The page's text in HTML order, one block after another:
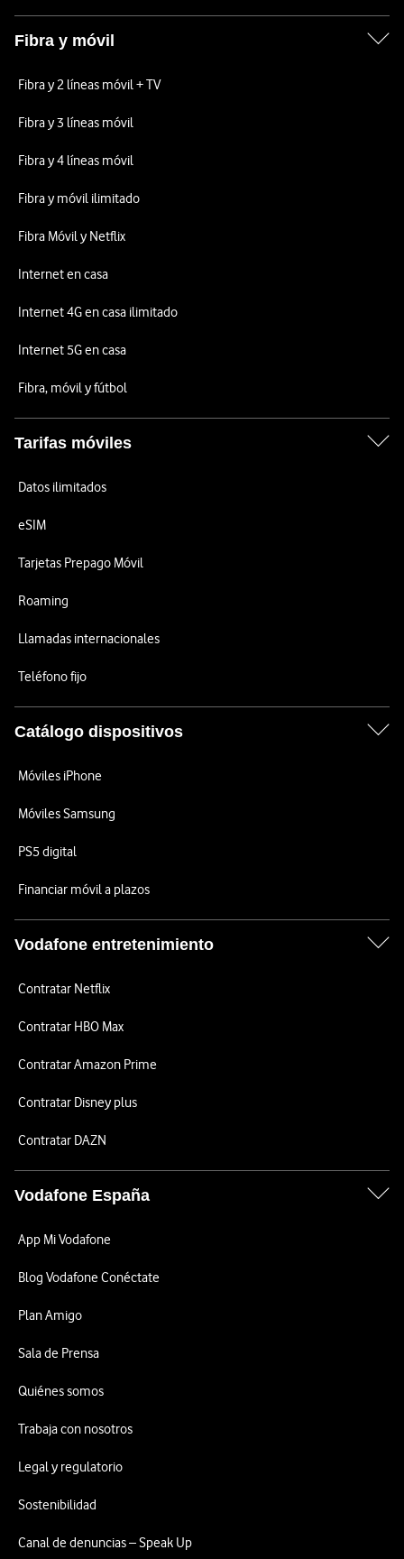
Fibra y móvil
Fibra y 2 líneas móvil + TV
Fibra y 3 líneas móvil
Fibra y 4 líneas móvil
Fibra y móvil ilimitado
Fibra Móvil y Netflix
Internet en casa
Internet 4G en casa ilimitado
Internet 5G en casa
Fibra, móvil y fútbol
Tarifas móviles
Datos ilimitados
eSIM
Tarjetas Prepago Móvil
Roaming
Llamadas internacionales
Teléfono fijo
Catálogo dispositivos
Móviles iPhone
Móviles Samsung
PS5 digital
Financiar móvil a plazos
Vodafone entretenimiento
Contratar Netflix
Contratar HBO Max
Contratar Amazon Prime
Contratar Disney plus
Contratar DAZN
Vodafone España
App Mi Vodafone
Blog Vodafone Conéctate
Plan Amigo
Sala de Prensa
Quiénes somos
Trabaja con nosotros
Legal y regulatorio
Sostenibilidad
Canal de denuncias – Speak Up